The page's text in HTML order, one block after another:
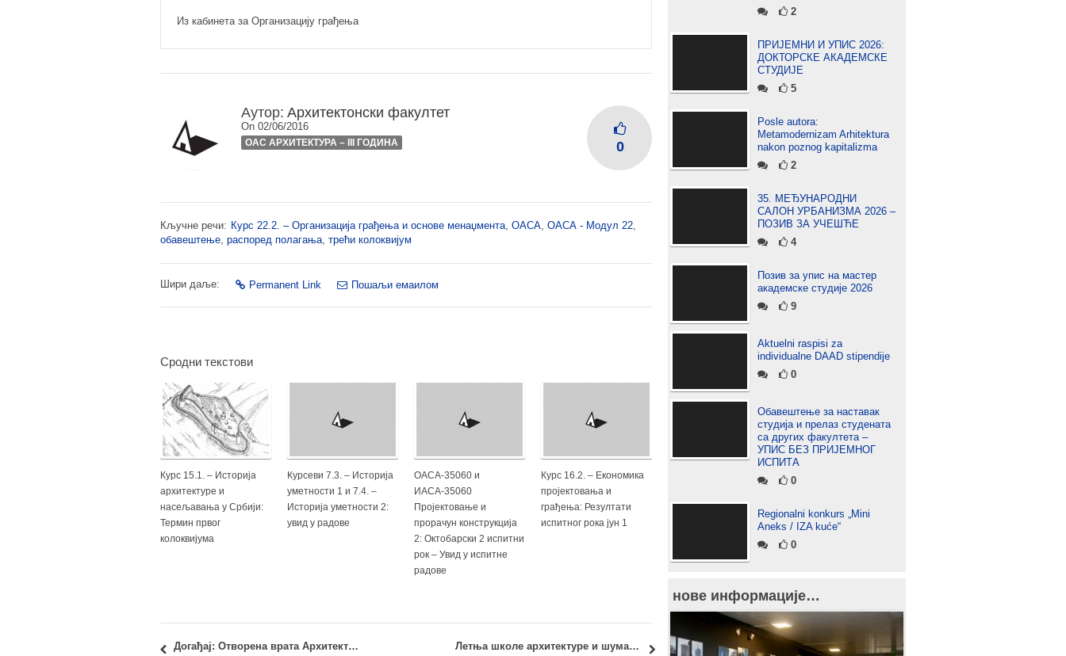
Из кабинета за Организацију грађења
Аутор: Архитектонски факултет
On 02/06/2016
ОАС АРХИТЕКТУРА – III ГОДИНА 0
Кључне речи: Курс 22.2. – Организација грађења и основе менаџмента, ОАСА, ОАСА - Модул 22,
обавештење, распоред полагања, трећи колоквијум
Шири даље: Permanent Link Пошаљи емаилом
Сродни текстови
Курс 15.1. – Историја
архитектуре и
насељавања у Србији:
Термин првог
колоквијума
Курсеви 7.3. – Историја
уметности 1 и 7.4. –
Историја уметности 2:
увид у радове
ОАСА-35060 и
ИАСА-35060
Пројектовање и
прорачун конструкција
2: Октобарски 2 испитни
рок – Увид у испитне
радове
Курс 16.2. – Економика
пројектовања и
грађења: Резултати
испитног рока јун 1
Догађај: Отворена врата Архитектонског факултета – 17. јун 2016. (ажурирано) Летња школе архитектуре и шумарства: СКОЧ НА ГОЧ
2
ПРИЈЕМНИ И УПИС 2026:
ДОКТОРСКЕ АКАДЕМСКЕ
СТУДИЈЕ
5
Posle autora:
Metamodernizam Arhitektura
nakon poznog kapitalizma
2
35. МЕЂУНАРОДНИ
САЛОН УРБАНИЗМА 2026 –
ПОЗИВ ЗА УЧЕШЋЕ
4
Позив за упис на мастер
академске студије 2026
9
Aktuelni raspisi za
individualne DAAD stipendije
0
Обавештење за наставак
студија и прелаз студената
са других факултета –
УПИС БЕЗ ПРИЈЕМНОГ
ИСПИТА
0
Regionalni konkurs „Mini
Aneks / IZA kuće“
0
нове информације…